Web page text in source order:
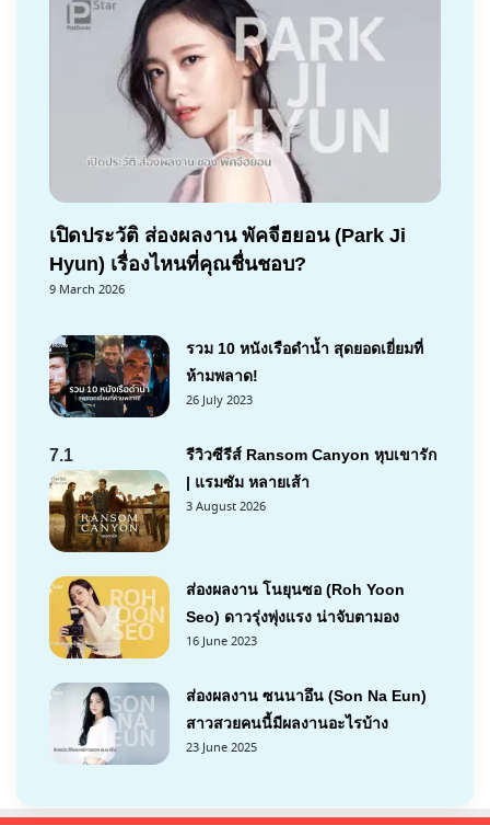
เปิดประวัติ ส่องผลงาน พัคจีฮยอน (Park Ji
Hyun) เรื่องไหนที่คุณชื่นชอบ?
9 March 2026
รวม 10 หนังเรือดำน้ำ สุดยอดเยี่ยมที่
ห้ามพลาด!
26 July 2023
7.1
รีวิวซีรีส์ Ransom Canyon หุบเขารัก
| แรมซัม หลายเส้า
3 August 2026
ส่องผลงาน โนยุนซอ (Roh Yoon
Seo) ดาวรุ่งพุ่งแรง น่าจับตามอง
16 June 2023
ส่องผลงาน ซนนาอึน (Son Na Eun)
สาวสวยคนนี้มีผลงานอะไรบ้าง
23 June 2025